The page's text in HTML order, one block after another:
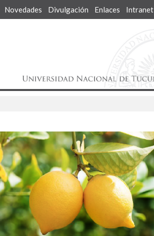
Novedades Divulgación Enlaces Intranet